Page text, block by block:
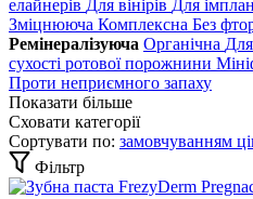
елайнерів Для вінірів Для
Зміцнююча Комплексна Без
Ремінералізуюча Органічна Для
сухості ротової порожнини
Проти неприємного запаху
Показати більше
Сховати категорії
Сортувати по: замовчуванням
Фільтр